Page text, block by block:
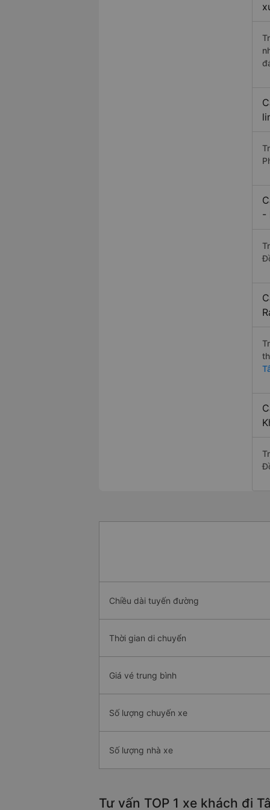
-
Chiều dài tuyến đường
Thời gian di chuyển
Giá vé trung bình
Số lượng chuyến xe
Số lượng nhà xe
Tư vấn TOP 1 xe khách đi